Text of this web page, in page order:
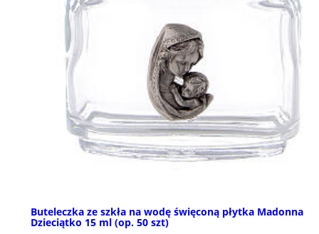
Buteleczka ze szkła na wodę święconą płytka Madonna
Dzieciątko 15 ml (op. 50 szt)